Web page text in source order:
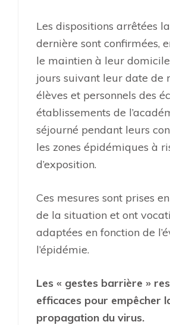
Les dispositions arrêtées
dernière sont confirmées,
le maintien à leur
jours suivant leur date de
élèves et personnels des
établissements de
séjourné pendant leurs
les zones épidémiques à
d’exposition.
Ces mesures sont prises
de la situation et ont
adaptées en fonction de
l’épidémie.
Les « gestes barrière »
efficaces pour empêcher
propagation du virus.